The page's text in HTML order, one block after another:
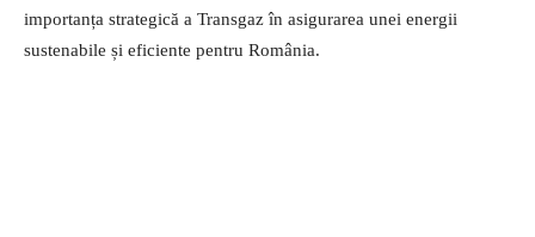
importanța strategică a Transgaz în asigurarea unei energii
sustenabile și eficiente pentru România.